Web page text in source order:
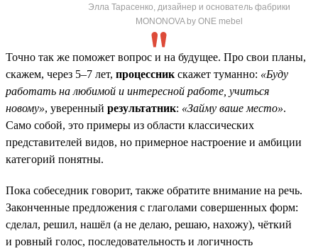
Элла Тарасенко, дизайнер и основатель фабрики
MONONOVA by ONE mebel
Точно так же поможет вопрос и на будущее. Про свои планы,
скажем, через 5–7 лет, процессник скажет туманно: «Буду
работать на любимой и интересной работе, учиться
новому», уверенный результатник: «Займу ваше место».
Само собой, это примеры из области классических
представителей видов, но примерное настроение и амбиции
категорий понятны.
Пока собеседник говорит, также обратите внимание на речь.
Законченные предложения с глаголами совершенных форм:
сделал, решил, нашёл (а не делаю, решаю, нахожу), чёткий
и ровный голос, последовательность и логичность